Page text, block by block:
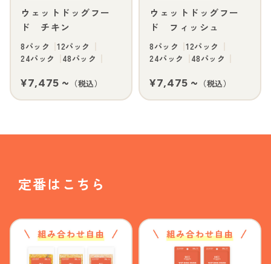
ウェットドッグフー
ド チキン
8パック
12パック
24パック
48パック
¥7,475 ~ （税込）
ウェットドッグフー
ド フィッシュ
8パック
12パック
24パック
48パック
¥7,475 ~ （税込）
定番はこちら